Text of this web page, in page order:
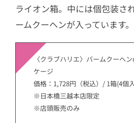
ライオン箱。中には個包装さ
ームクーヘンが入っています。
〈クラブハリエ〉バームクーヘ
ケージ
価格：1,728円（税込）/ 1箱(4個
※日本橋三越本店限定
※店頭販売のみ